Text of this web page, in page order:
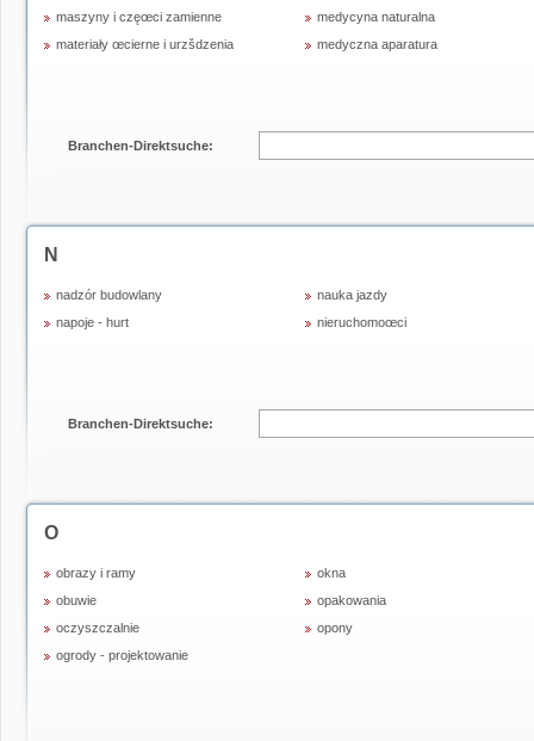
maszyny i częœci zamienne
materiały œcierne i urzšdzenia
medycyna naturalna
medyczna aparatura
Branchen-Direktsuche:
N
nadzór budowlany
napoje - hurt
nauka jazdy
nieruchomoœci
Branchen-Direktsuche:
O
obrazy i ramy
obuwie
oczyszczalnie
ogrody - projektowanie
okna
opakowania
opony